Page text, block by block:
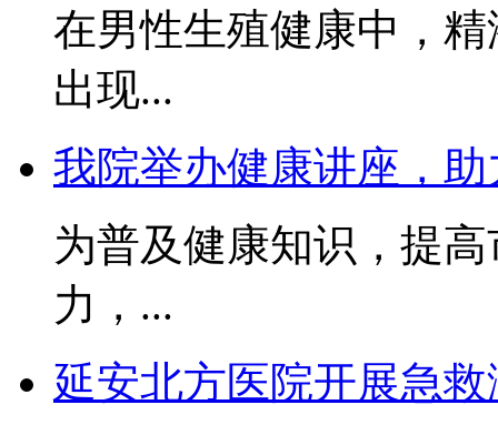
在男性生殖健康中，
出现...
我院举办健康讲座，
为普及健康知识，提
力，...
延安北方医院开展急